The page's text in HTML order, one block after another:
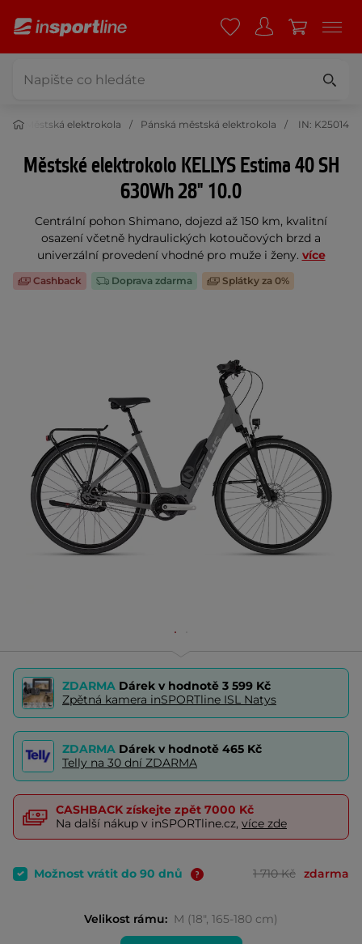
Městská elektrokola Pánská městská elektrokola IN: K25014
Městské elektrokolo KELLYS Estima 40 SH
630Wh 28" 10.0
Centrální pohon Shimano, dojezd až 150 km, kvalitní
osazení včetně hydraulických kotoučových brzd a
univerzální provedení vhodné pro muže i ženy. více
Cashback Doprava zdarma Splátky za 0%
ZDARMA Dárek v hodnotě 3 599 Kč
Zpětná kamera inSPORTline ISL Natys
ZDARMA Dárek v hodnotě 465 Kč
Telly na 30 dní ZDARMA
CASHBACK získejte zpět 7000 Kč
Na další nákup v inSPORTline.cz, více zde
Možnost vrátit do 90 dnů 1 710 Kč zdarma
Velikost rámu: M (18", 165-180 cm)